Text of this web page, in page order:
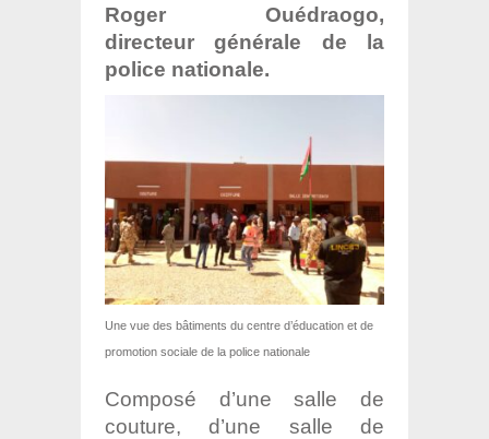
Roger Ouédraogo,
directeur générale de la
police nationale.
Une vue des bâtiments du centre d’éducation et de
promotion sociale de la police nationale
Composé d’une salle de
couture, d’une salle de